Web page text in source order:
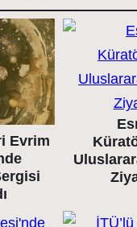
Evrim